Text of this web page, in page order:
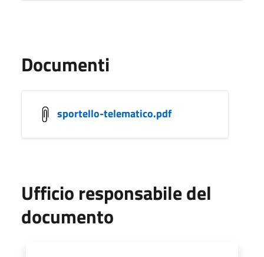
Documenti
sportello-telematico.pdf
Ufficio responsabile del
documento